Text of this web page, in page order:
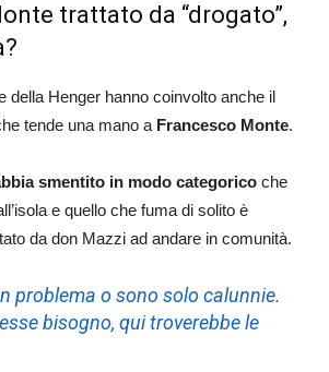
trattato da “drogato”,
della Henger hanno coinvolto anche il
tende una mano a Francesco Monte.
smentito in modo categorico che
e quello che fuma di solito è
da don Mazzi ad andare in comunità.
problema o sono solo calunnie.
bisogno, qui troverebbe le